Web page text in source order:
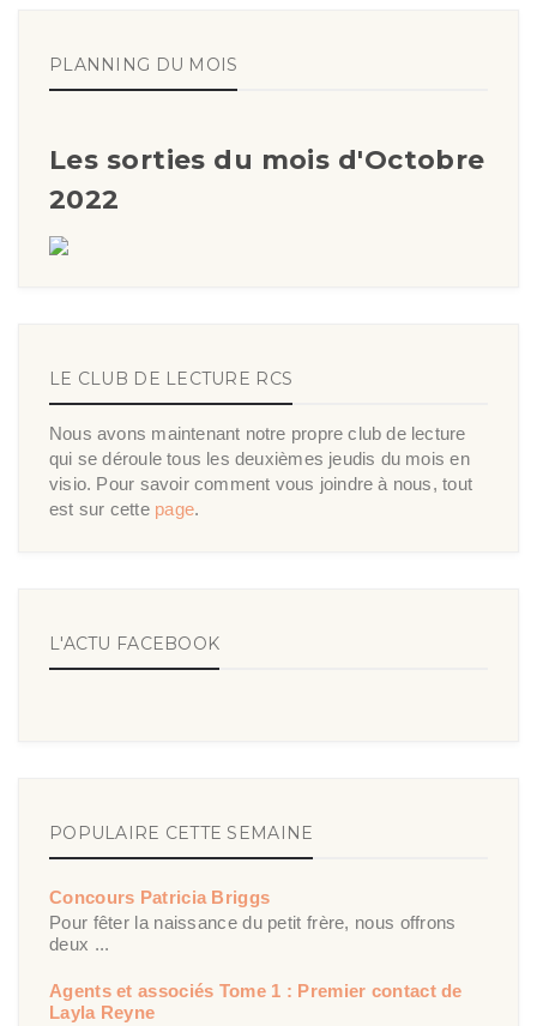
PLANNING DU MOIS
Les sorties du mois d'Octobre
2022
LE CLUB DE LECTURE RCS
Nous avons maintenant notre propre club de lecture
qui se déroule tous les deuxièmes jeudis du mois en
visio. Pour savoir comment vous joindre à nous, tout
est sur cette page.
L'ACTU FACEBOOK
POPULAIRE CETTE SEMAINE
Concours Patricia Briggs
Pour fêter la naissance du petit frère, nous offrons
deux ...
Agents et associés Tome 1 : Premier contact de
Layla Reyne